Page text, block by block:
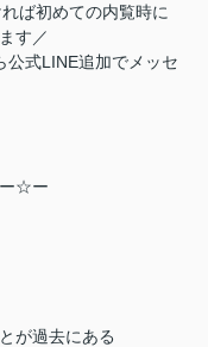
ば初めての内覧時に
す／
公式LINE追加でメッセ
☆ー
が過去にある